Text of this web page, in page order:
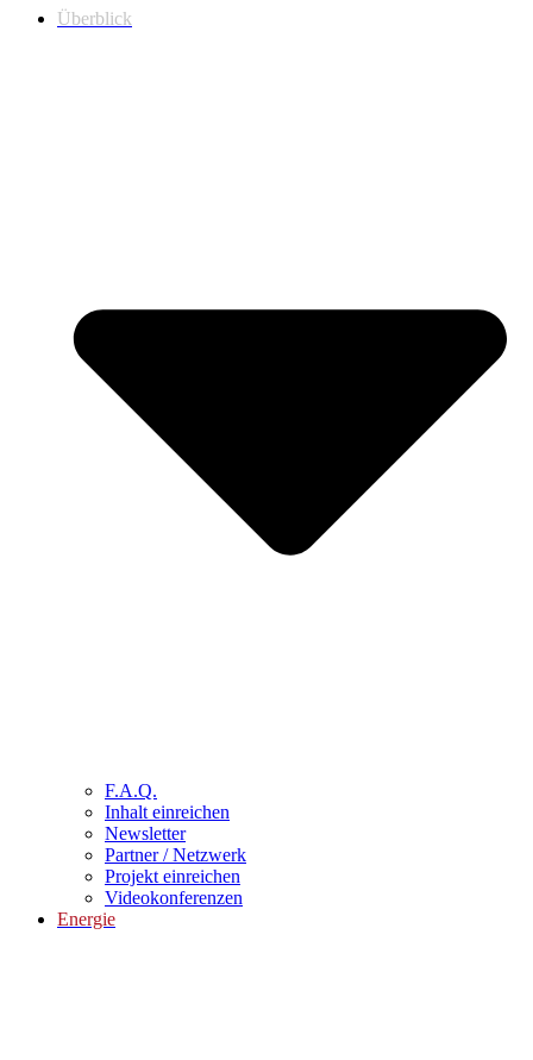
Überblick
F.A.Q.
Inhalt einreichen
Newsletter
Partner / Netzwerk
Projekt einreichen
Videokonferenzen
Energie